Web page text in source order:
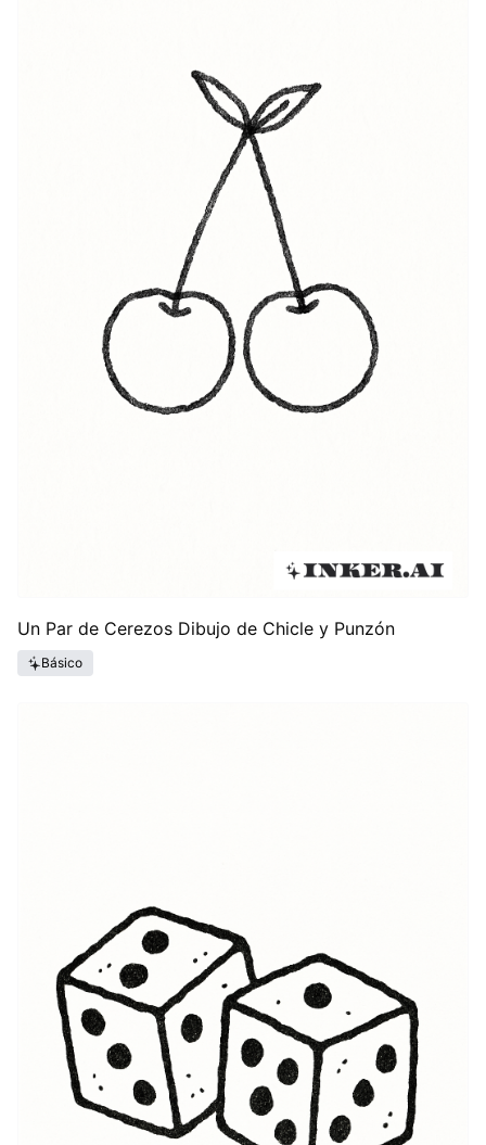
Un Par de Cerezos Dibujo de Chicle y Punzón
Básico